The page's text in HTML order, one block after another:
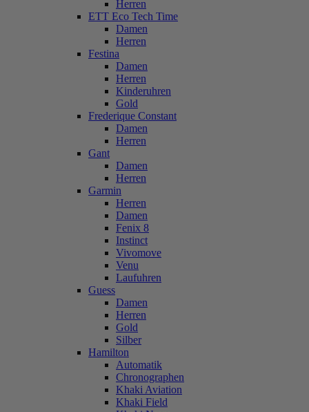
Herren
ETT Eco Tech Time
Damen
Herren
Festina
Damen
Herren
Kinderuhren
Gold
Frederique Constant
Damen
Herren
Gant
Damen
Herren
Garmin
Herren
Damen
Fenix 8
Instinct
Vivomove
Venu
Laufuhren
Guess
Damen
Herren
Gold
Silber
Hamilton
Automatik
Chronographen
Khaki Aviation
Khaki Field